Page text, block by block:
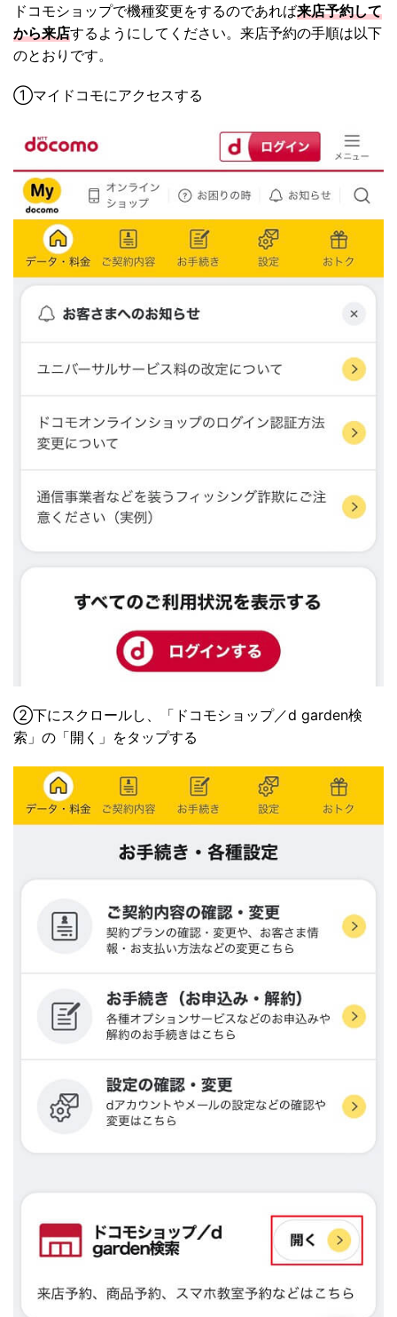
ドコモショップで機種変更をするのであれば来店予約して
から来店するようにしてください。来店予約の手順は以下
のとおりです。
①マイドコモにアクセスする
②下にスクロールし、「ドコモショップ／d garden検
索」の「開く」をタップする